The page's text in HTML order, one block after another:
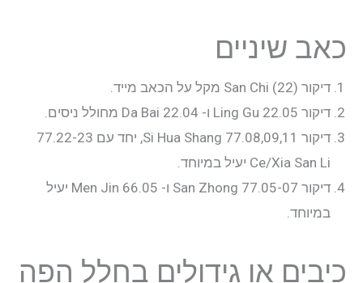
כאב שיניים
דיקור San Chi (22) מקל על הכאב מייד.
דיקור 22.05 Ling Gu ו- 22.04 Da Bai מחולל ניסים.
דיקור 77.08,09,11 Si Hua Shang, יחד עם 77.22-23
Ce/Xia San Li יעיל במיוחד.
דיקור 77.05-07 San Zhong ו- 66.05 Men Jin יעיל
במיוחד.
כיבים או גידולים בחלל הפה